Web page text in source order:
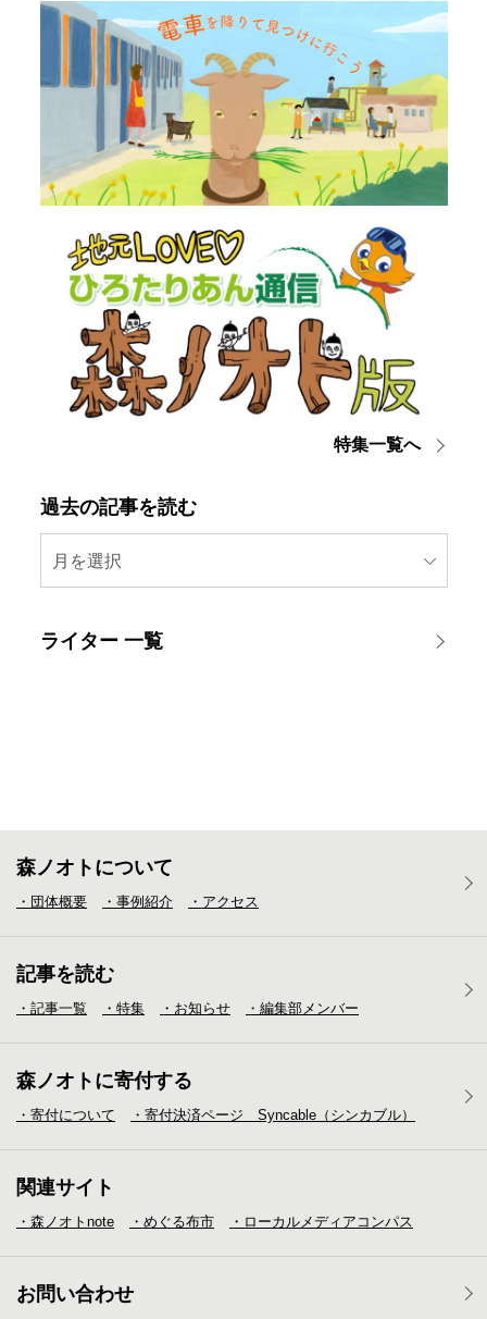
特集一覧へ
過去の記事を読む
月を選択
ライター 一覧
森ノオトについて
・団体概要 ・事例紹介 ・アクセス
記事を読む
・記事一覧 ・特集 ・お知らせ ・編集部メンバー
森ノオトに寄付する
・寄付について ・寄付決済ページ Syncable（シンカブル）
関連サイト
・森ノオトnote ・めぐる布市 ・ローカルメディア コンパス
お問い合わせ